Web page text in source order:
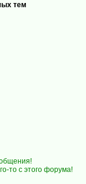
тем
то с этого форума!